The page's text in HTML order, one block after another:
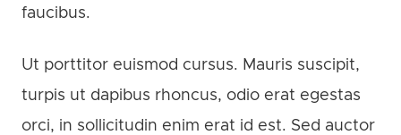
faucibus.
Ut porttitor euismod cursus. Mauris suscipit,
turpis ut dapibus rhoncus, odio erat egestas
orci, in sollicitudin enim erat id est. Sed auctor